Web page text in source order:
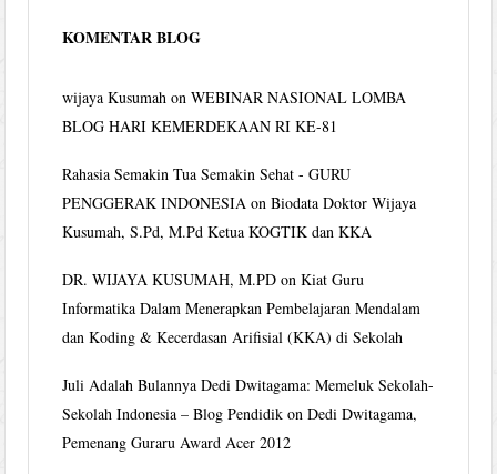
KOMENTAR BLOG
wijaya Kusumah onWEBINAR NASIONAL LOMBA
BLOG HARI KEMERDEKAAN RI KE-81
Rahasia Semakin Tua Semakin Sehat - GURU
PENGGERAK INDONESIA onBiodata Doktor Wijaya
Kusumah, S.Pd, M.Pd Ketua KOGTIK dan KKA
DR. WIJAYA KUSUMAH, M.PD onKiat Guru
Informatika Dalam Menerapkan Pembelajaran Mendalam
dan Koding & Kecerdasan Arifisial (KKA) di Sekolah
Juli Adalah Bulannya Dedi Dwitagama: Memeluk Sekolah-
Sekolah Indonesia – Blog Pendidik onDedi Dwitagama,
Pemenang Guraru Award Acer 2012